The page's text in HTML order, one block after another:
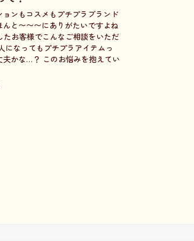
ンもコスメもプチプラブランド
んと〜〜〜にありがたいですよね
たお客様でこんなご相談をいただ
になってもプチプラアイテムっ
夫かな…？ このお悩みを抱えてい